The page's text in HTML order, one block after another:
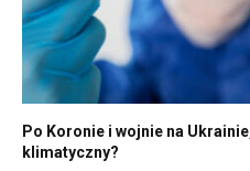
Po Koronie i wojnie na
klimatyczny?